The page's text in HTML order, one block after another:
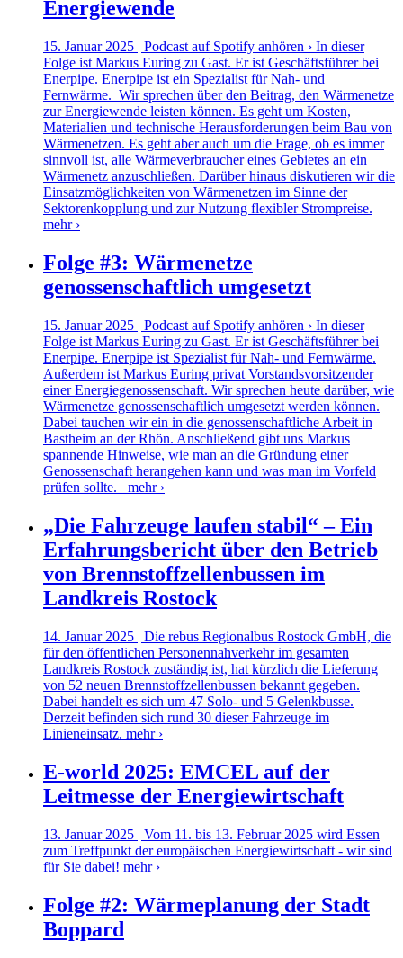
Energiewende
15. Januar 2025 | Podcast auf Spotify anhören › In dieser
Folge ist Markus Euring zu Gast. Er ist Geschäftsführer bei
Enerpipe. Enerpipe ist ein Spezialist für Nah- und
Fernwärme. Wir sprechen über den Beitrag, den Wärmenetze
zur Energiewende leisten können. Es geht um Kosten,
Materialien und technische Herausforderungen beim Bau von
Wärmenetzen. Es geht aber auch um die Frage, ob es immer
sinnvoll ist, alle Wärmeverbraucher eines Gebietes an ein
Wärmenetz anzuschließen. Darüber hinaus diskutieren wir die
Einsatzmöglichkeiten von Wärmenetzen im Sinne der
Sektorenkopplung und zur Nutzung flexibler Strompreise.
mehr ›
Folge #3: Wärmenetze
genossenschaftlich umgesetzt
15. Januar 2025 | Podcast auf Spotify anhören › In dieser
Folge ist Markus Euring zu Gast. Er ist Geschäftsführer bei
Enerpipe. Enerpipe ist Spezialist für Nah- und Fernwärme.
Außerdem ist Markus Euring privat Vorstandsvorsitzender
einer Energiegenossenschaft. Wir sprechen heute darüber, wie
Wärmenetze genossenschaftlich umgesetzt werden können.
Dabei tauchen wir ein in die genossenschaftliche Arbeit in
Bastheim an der Rhön. Anschließend gibt uns Markus
spannende Hinweise, wie man an die Gründung einer
Genossenschaft herangehen kann und was man im Vorfeld
prüfen sollte. mehr ›
„Die Fahrzeuge laufen stabil“ – Ein
Erfahrungsbericht über den Betrieb
von Brennstoffzellenbussen im
Landkreis Rostock
14. Januar 2025 | Die rebus Regionalbus Rostock GmbH, die
für den öffentlichen Personennahverkehr im gesamten
Landkreis Rostock zuständig ist, hat kürzlich die Lieferung
von 52 neuen Brennstoffzellenbussen bekannt gegeben.
Dabei handelt es sich um 47 Solo- und 5 Gelenkbusse.
Derzeit befinden sich rund 30 dieser Fahrzeuge im
Linieneinsatz. mehr ›
E-world 2025: EMCEL auf der
Leitmesse der Energiewirtschaft
13. Januar 2025 | Vom 11. bis 13. Februar 2025 wird Essen
zum Treffpunkt der europäischen Energiewirtschaft - wir sind
für Sie dabei! mehr ›
Folge #2: Wärmeplanung der Stadt
Boppard